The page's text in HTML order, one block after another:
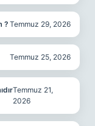
? Temmuz 29, 2026
Temmuz 25, 2026
Temmuz 21,
2026